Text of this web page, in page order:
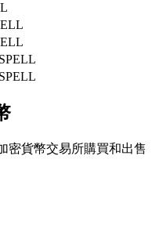
SPELL
SPELL
密貨幣交易所購買和出售